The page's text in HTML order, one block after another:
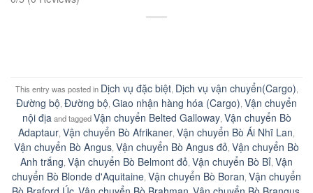
This entry was posted in Dịch vụ đặc biệt, Dịch vụ vận chuyển(Cargo),
Đường bộ, Đường bộ, Giao nhận hàng hóa (Cargo), Vận chuyển
nội địaand taggedVận chuyển Belted Galloway, Vận chuyển Bò
Adaptaur, Vận chuyển Bò Afrikaner, Vận chuyển Bò Ái Nhĩ Lan,
Vận chuyển Bò Angus, Vận chuyển Bò Angus đỏ, Vận chuyển Bò
Anh trắng, Vận chuyển Bò Belmont đỏ, Vận chuyển Bò Bỉ, Vận
chuyển Bò Blonde d'Aquitaine, Vận chuyển Bò Boran, Vận chuyển